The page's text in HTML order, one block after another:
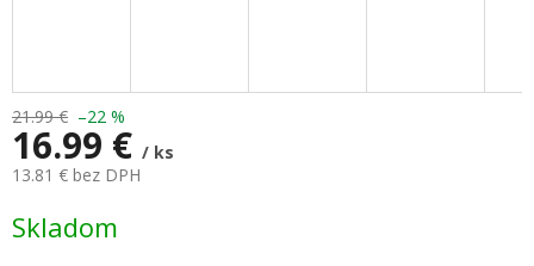
21.99 € –22 %
16.99 € / ks
13.81 € bez DPH
cena:
Skladom